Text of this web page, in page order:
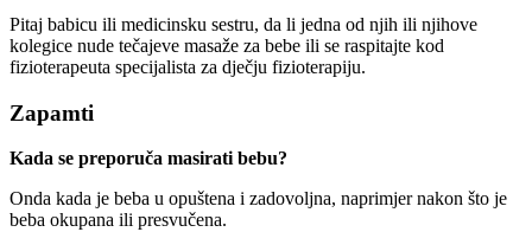
Pitaj babicu ili medicinsku sestru, da li jedna od njih ili njihove
kolegice nude tečajeve masaže za bebe ili se raspitajte kod
fizioterapeuta specijalista za dječju fizioterapiju.
Zapamti
Kada se preporuča masirati bebu?
Onda kada je beba u opuštena i zadovoljna, naprimjer nakon što je
beba okupana ili presvučena.